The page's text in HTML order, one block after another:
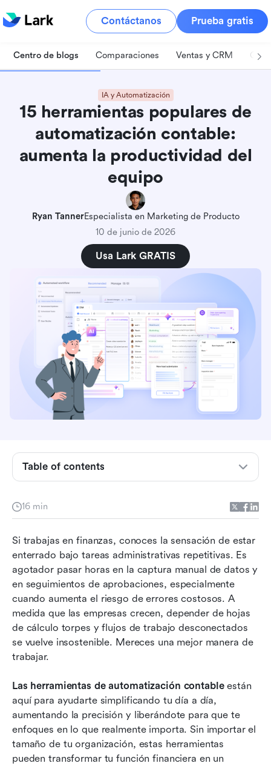
Contáctanos Prueba gratis
Centro de blogs Comparaciones Ventas y CRM
IA y Automatización
15 herramientas populares de
automatización contable:
aumenta la productividad del
equipo
Ryan TannerEspecialista en Marketing de Producto
10 de junio de 2026
Usa Lark GRATIS
16 min
Si trabajas en finanzas, conoces la sensación de estar
enterrado bajo tareas administrativas repetitivas. Es
agotador pasar horas en la captura manual de datos y
en seguimientos de aprobaciones, especialmente
cuando aumenta el riesgo de errores costosos. A
medida que las empresas crecen, depender de hojas
de cálculo torpes y flujos de trabajo desconectados
se vuelve insostenible. Mereces una mejor manera de
trabajar.
Las herramientas de automatización contable están
aquí para ayudarte simplificando tu día a día,
aumentando la precisión y liberándote para que te
enfoques en lo que realmente importa. Sin importar el
tamaño de tu organización, estas herramientas
pueden transformar tu función financiera en un
Table of contents
para la automatización contable
Resumen de las 5 principales plataformas para
¿Qué es una herramienta de automatización
Las 15 principales herramientas de
automatización contable para equipos
financieros modernos
Desafíos comunes al implementar herramientas
de automatización contable
Cómo elegir la herramienta adecuada de
automatización contable para su negocio
Conclusión
Preguntas frecuentes
Lectura relacionada